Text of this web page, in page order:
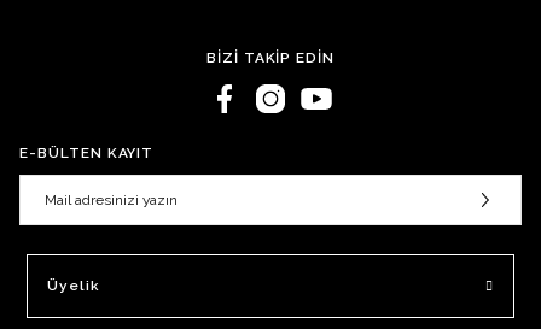
BİZİ TAKİP EDİN
E-BÜLTEN KAYIT
Üyelik